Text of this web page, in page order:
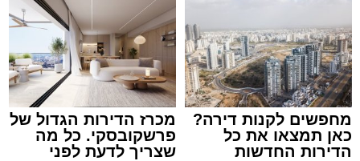
תגים:המרכז למורשת, "מהות"
ימים ספורים לתום בין הזמנים אב שהיה גדוש
בפעילויות שונות ומגוונות, במוצאי שבת הקרוב,
מחפשים לקנות דירה?
כאן תמצאו את כל
הדירות החדשות
מכרז הדירות הגדול של
פרשקובסקי. כל מה
שצריך לדעת לפני